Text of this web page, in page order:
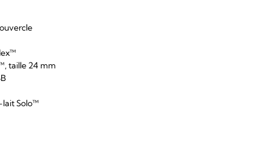
taille 24 mm
lait Solo™